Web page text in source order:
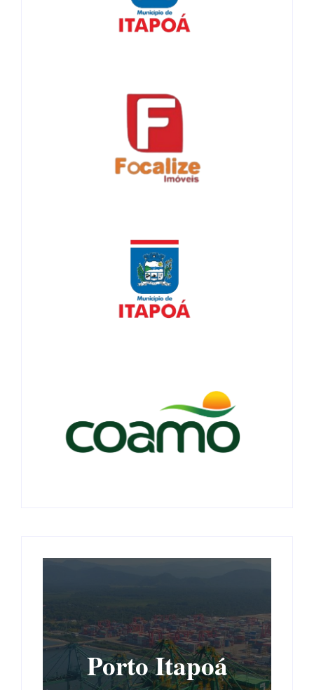
Porto Itapoá